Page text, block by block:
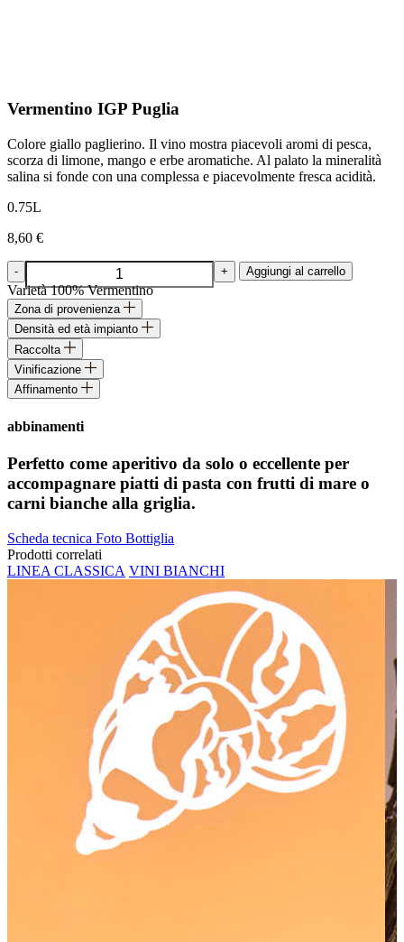
Vermentino IGP Puglia
Colore giallo paglierino. Il vino mostra piacevoli aromi di pesca,
scorza di limone, mango e erbe aromatiche. Al palato la mineralità
salina si fonde con una complessa e piacevolmente fresca acidità.
0.75L
8,60 €
- Vermentino
IGP
Puglia
quantità
+ Aggiungi al carrello
Varietà 100% Vermentino
Zona di provenienza
Densità ed età impianto
Raccolta
Vinificazione
Affinamento
abbinamenti
Perfetto come aperitivo da solo o eccellente per
accompagnare piatti di pasta con frutti di mare o
carni bianche alla griglia.
Scheda tecnica Foto Bottiglia
Prodotti correlati
LINEA CLASSICA VINI BIANCHI